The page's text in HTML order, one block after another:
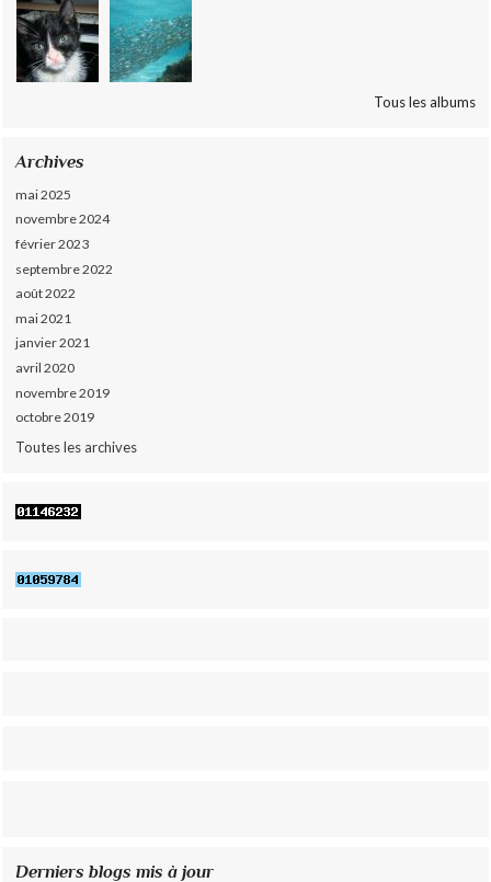
Tous les albums
Archives
mai 2025
novembre 2024
février 2023
septembre 2022
août 2022
mai 2021
janvier 2021
avril 2020
novembre 2019
octobre 2019
Toutes les archives
Derniers blogs mis à jour